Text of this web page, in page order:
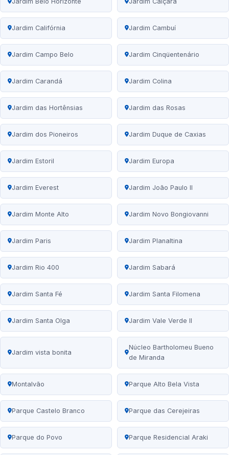
Jardim Califórnia Jardim Cambuí
Jardim Campo Belo Jardim Cinqüentenário
Jardim Carandá Jardim Colina
Jardim das Hortênsias Jardim das Rosas
Jardim dos Pioneiros Jardim Duque de Caxias
Jardim Estoril Jardim Europa
Jardim Everest Jardim João Paulo II
Jardim Monte Alto Jardim Novo Bongiovanni
Jardim Paris Jardim Planaltina
Jardim Rio 400 Jardim Sabará
Jardim Santa Fé Jardim Santa Filomena
Jardim Santa Olga Jardim Vale Verde II
Jardim vista bonita
Núcleo Bartholomeu Bueno
de Miranda
Montalvão Parque Alto Bela Vista
Parque Castelo Branco Parque das Cerejeiras
Parque do Povo Parque Residencial Araki